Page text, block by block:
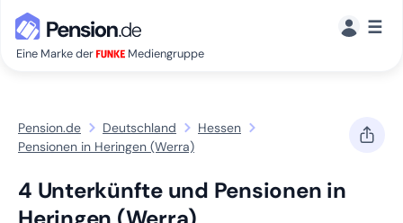
Eine Marke der Mediengruppe
☰
Pension.de Deutschland
Hessen
Pensionen in Heringen (Werra)
4 Unterkünfte und Pensionen in